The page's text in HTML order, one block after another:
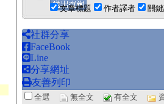
文章標題
作者譯者 關
社群分享
FaceBook
Line
分享網址
友善列印
全選 無全文 有全文